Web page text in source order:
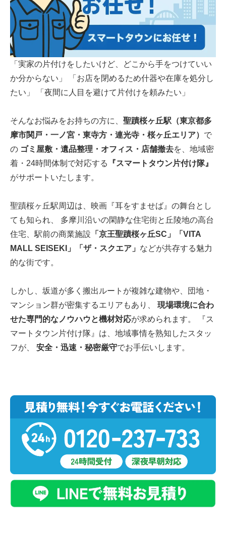
「実家の片付けをしたいけど、どこから手をつけていい
か分からない」 「お店を閉めるため什器や在庫を処分し
たい」 「夜間に人目を避けて片付けを頼みたい」
そんなお悩みをお持ちの方に、 聖蹟桜ヶ丘駅（東京都多
摩市関戸・一ノ宮・東寺方・連光寺・桜ヶ丘エリア） で
の ゴミ屋敷・遺品整理・オフィス・店舗撤去を、地域密
着・24時間体制で対応する
『スマートタウン片付け隊』
がサポートいたします。
聖蹟桜ヶ丘駅周辺は、映画『耳をすませば』の舞台とし
ても知られ、 多摩川沿いの閑静な住宅街と丘陵地の高台
住宅、駅前の商業施設 「京王聖蹟桜ヶ丘SC」「VITA
MALL SEISEKI」「ザ・スクエア」 などが共存する魅力
的な街です。
しかし、坂道が多く搬出ルートが複雑な建物や、団地・
マンション群が密集するエリアもあり、 現場環境に合わ
せた専門的なノウハウと機材対応が求められます。 『ス
マートタウン片付け隊』は、地域事情を熟知したスタッ
フが、 安全・迅速・秘密厳守でお手伝いします。